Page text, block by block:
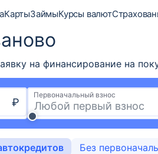
КартыЗаймыКурсы валют
на финансирование на
₽
Первоначальный взнос
Без